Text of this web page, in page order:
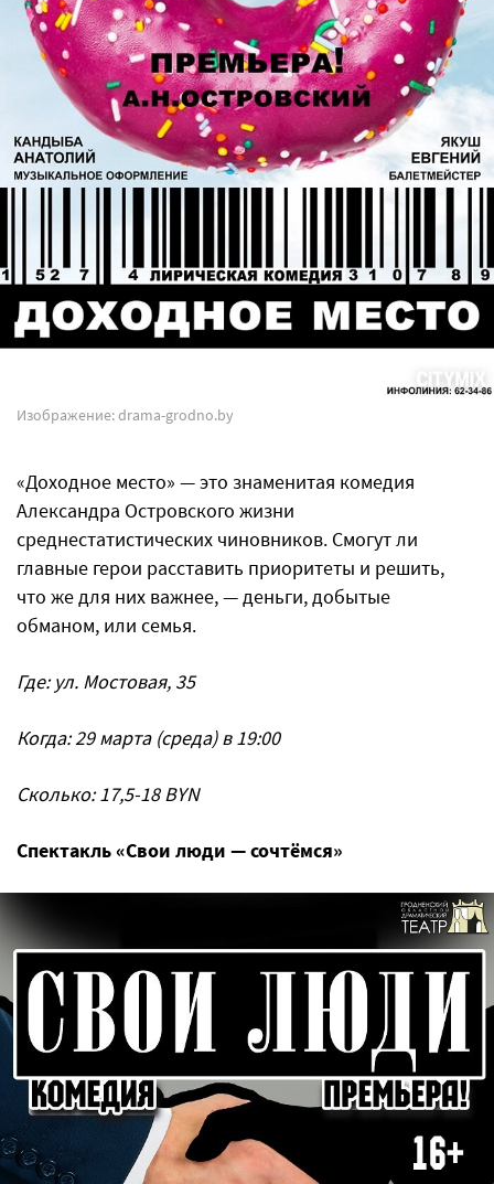
Изображение: drama-grodno.by
«Доходное место» — это знаменитая комедия
Александра Островского жизни
среднестатистических чиновников. Смогут ли
главные герои расставить приоритеты и решить,
что же для них важнее, — деньги, добытые
обманом, или семья.
Где: ул. Мостовая, 35
Когда: 29 марта (среда) в 19:00
Сколько: 17,5-18 BYN
Спектакль «Свои люди — сочтёмся»